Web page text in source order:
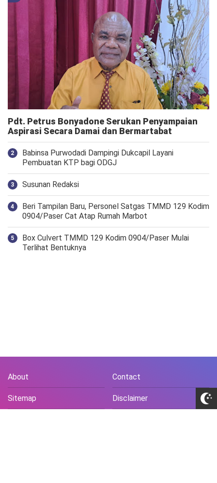
Pdt. Petrus Bonyadone Serukan Penyampaian
Aspirasi Secara Damai dan Bermartabat
Babinsa Purwodadi Dampingi Dukcapil Layani
Pembuatan KTP bagi ODGJ
Susunan Redaksi
Beri Tampilan Baru, Personel Satgas TMMD 129 Kodim
0904/Paser Cat Atap Rumah Marbot
Box Culvert TMMD 129 Kodim 0904/Paser Mulai
Terlihat Bentuknya
About Contact
Sitemap Disclaimer